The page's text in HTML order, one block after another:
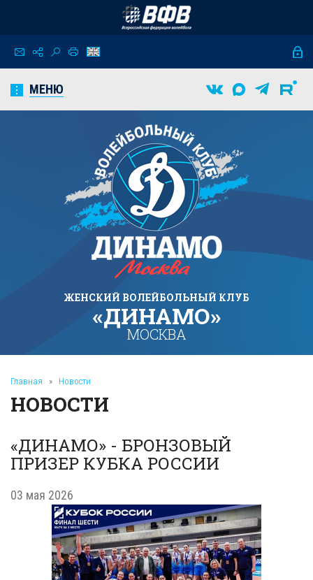
МЕНЮ
ЖЕНСКИЙ ВОЛЕЙБОЛЬНЫЙ КЛУБ
«ДИНАМО»
МОСКВА
Главная » Новости
НОВОСТИ
«ДИНАМО» - БРОНЗОВЫЙ
ПРИЗЕР КУБКА РОССИИ
03 мая 2026